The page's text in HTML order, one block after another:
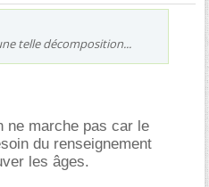
telle décomposition...
ne marche pas car le
du renseignement
les âges.